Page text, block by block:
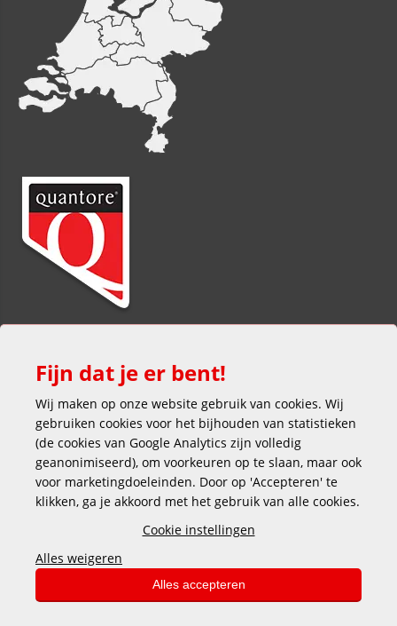
Veilig en gemakkelijk betalen
Fijn dat je er bent!
Wij maken op onze website gebruik van cookies. Wij
gebruiken cookies voor het bijhouden van statistieken
(de cookies van Google Analytics zijn volledig
geanonimiseerd), om voorkeuren op te slaan, maar ook
voor marketingdoeleinden. Door op 'Accepteren' te
klikken, ga je akkoord met het gebruik van alle cookies.
Cookie instellingen
Alles weigeren
Alles accepteren